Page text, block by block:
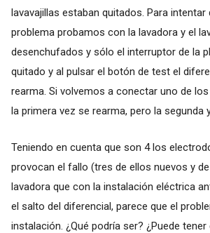
lavavajillas estaban quitados. Para intentar
problema probamos con la lavadora y el
desenchufados y sólo el interruptor de la
quitado y al pulsar el botón de test el
rearma. Si volvemos a conectar uno de
la primera vez se rearma, pero la segunda
Teniendo en cuenta que son 4 los
provocan el fallo (tres de ellos nuevos y
lavadora que con la instalación eléctrica
el salto del diferencial, parece que el
instalación. ¿Qué podría ser? ¿Puede